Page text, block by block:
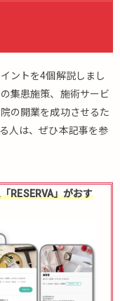
ントを4個解説しまし
集患施策、施術サービ
の開業を成功させるた
人は、ぜひ本記事を参
RESERVA」がおす